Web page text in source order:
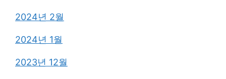
2024년 2월
2024년 1월
2023년 12월